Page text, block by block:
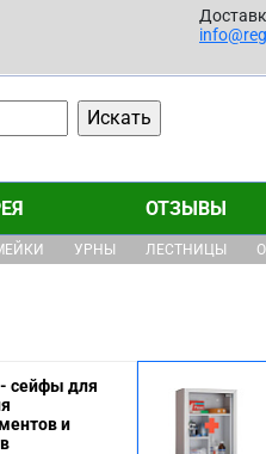
ОТЗЫВЫ
УРНЫ ЛЕСТНИЦЫ
сейфы для
и